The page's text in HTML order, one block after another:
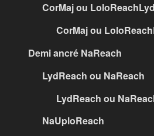
CorMaj ou LoloReachLyd
CorMaj ou
Demi ancré NaReach
LydReach ou NaReach
LydReach ou
NaUploReach